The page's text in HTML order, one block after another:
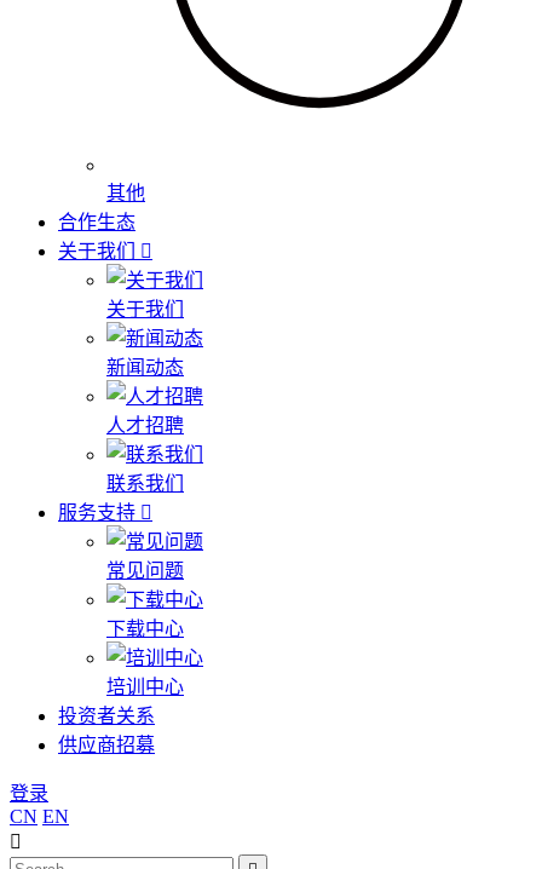
其他
合作生态
关于我们
关于我们
新闻动态
人才招聘
联系我们
服务支持
常见问题
下载中心
培训中心
投资者关系
供应商招募
登录
CN EN